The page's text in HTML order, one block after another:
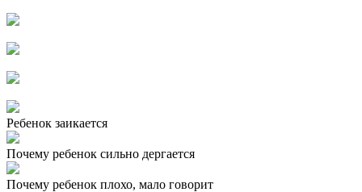
Ребенок заикается
Почему ребенок сильно дергается
Почему ребенок плохо, мало говорит